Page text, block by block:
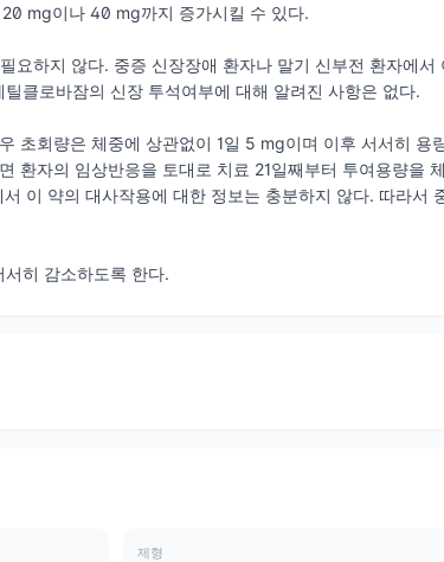
mg이나 40 mg까지 증가시킬 수 있다.
요하지 않다. 중증 신장장애 환자나 말기 신부전 환자에서
클로바잠의 신장 투석여부에 대해 알려진 사항은 없다.
초회량은 체중에 상관없이 1일 5 mg이며 이후 서서히 용
환자의 임상반응을 토대로 치료 21일째부터 투여용량을
이 약의 대사작용에 대한 정보는 충분하지 않다. 따라서
히 감소하도록 한다.
제형